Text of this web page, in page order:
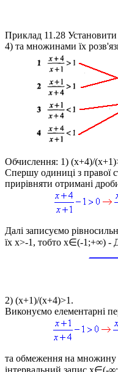
Приклад 11.28 Установити
4) та множинами їх
Обчислення: 1) (x+4)/
Спершу одиниці з правої
прирівняти отримані
Далі записуємо
їх x>-1 , тобто x∈(-1;+∞) -
2) (x+1)/(x+4)>1 .
Виконуємо елементарні
та обмеження на множину
інтервальний запис x∈(-